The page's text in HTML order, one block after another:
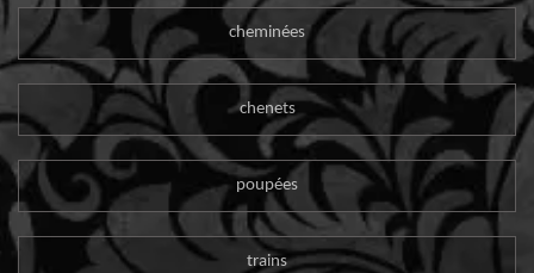
cheminées
chenets
poupées
trains